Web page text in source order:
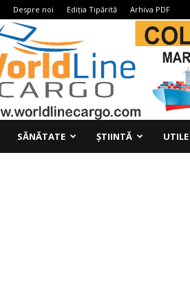
Despre noi Ediția Tipărită Arhiva PDF
SĂNĂTATE ȘTIINTĂ UTILE